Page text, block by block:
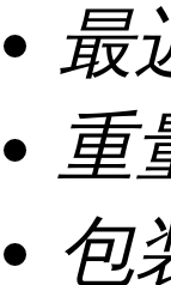
最
重
包